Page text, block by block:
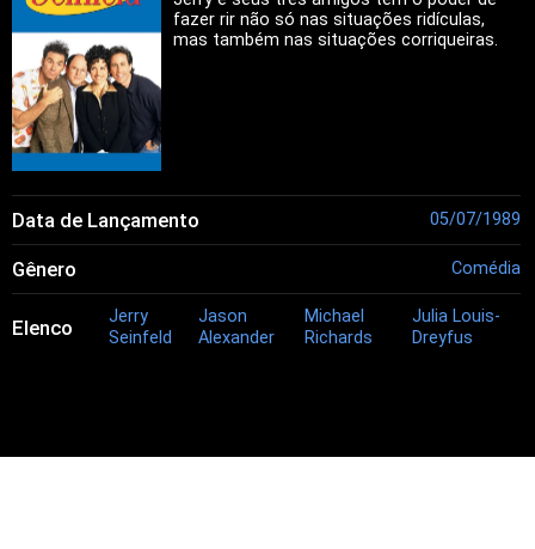
fazer rir não só nas situações ridículas,
mas também nas situações corriqueiras.
Data de Lançamento 05/07/1989
Gênero Comédia
Elenco
Jerry
Seinfeld
Jason
Alexander
Michael
Richards
Julia Louis-
Dreyfus